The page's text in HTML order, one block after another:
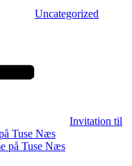
Uncategorized
Invitation til
Tuse Næs
på Tuse Næs